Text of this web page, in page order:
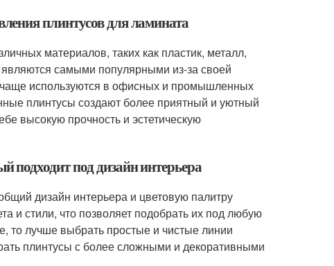
плинтусов для ламината
материалов, таких как пластик, металл,
самыми популярными из-за своей
чаще используются в офисных и промышленных
плинтусы создают более приятный и уютный
высокую прочность и эстетическую
подходит под дизайн интерьера
дизайн интерьера и цветовую палитру
и стили, что позволяет подобрать их под любую
то лучше выбрать простые и чистые линии
плинтусы с более сложными и декоративными